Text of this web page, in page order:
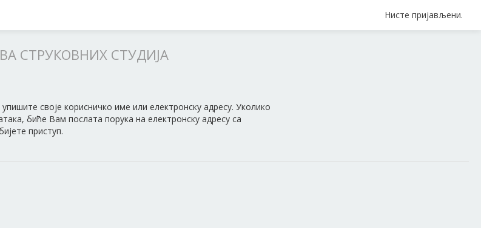
Нисте пријављени.
СТРУКОВНИХ СТУДИЈА
своје корисничко име или електронску адресу. Уколико
биће Вам послата порука на електронску адресу са
приступ.